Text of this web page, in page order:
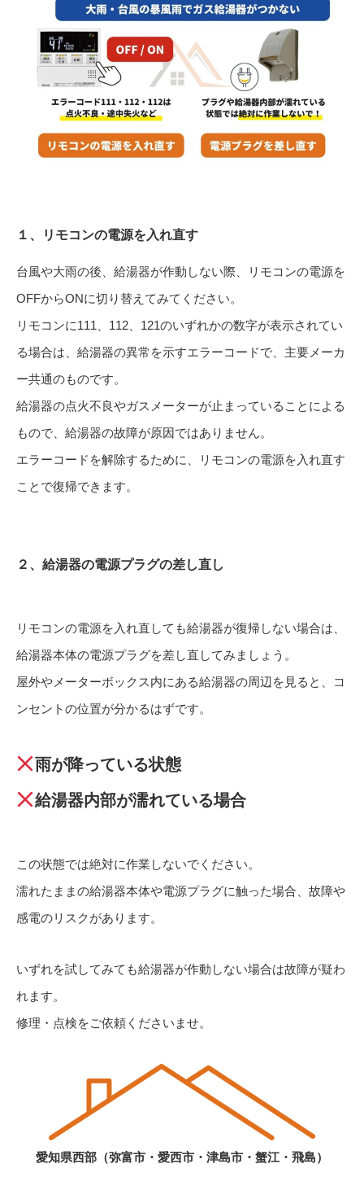
１、リモコンの電源を入れ直す
台風や大雨の後、給湯器が作動しない際、リモコンの電源を
OFFからONに切り替えてみてください。
リモコンに111、112、121のいずれかの数字が表示されてい
る場合は、給湯器の異常を示すエラーコードで、主要メーカ
ー共通のものです。
給湯器の点火不良やガスメーターが止まっていることによる
もので、給湯器の故障が原因ではありません。
エラーコードを解除するために、リモコンの電源を入れ直す
ことで復帰できます。
２、給湯器の電源プラグの差し直し
リモコンの電源を入れ直しても給湯器が復帰しない場合は、
給湯器本体の電源プラグを差し直してみましょう。
屋外やメーターボックス内にある給湯器の周辺を見ると、コ
ンセントの位置が分かるはずです。
雨が降っている状態
給湯器内部が濡れている場合
この状態では絶対に作業しないでください。
濡れたままの給湯器本体や電源プラグに触った場合、故障や
感電のリスクがあります。
いずれを試してみても給湯器が作動しない場合は故障が疑わ
れます。
修理・点検をご依頼くださいませ。
愛知県西部（弥富市・愛西市・津島市・蟹江・飛島）